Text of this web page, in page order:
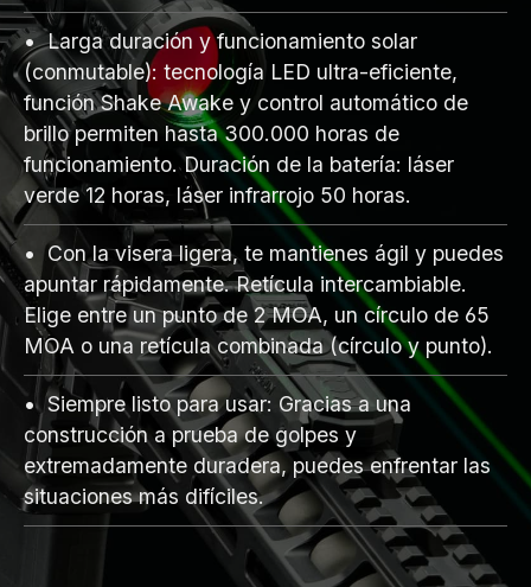
Larga duración y funcionamiento solar
(conmutable): tecnología LED ultra-eficiente,
función Shake Awake y control automático de
brillo permiten hasta 300.000 horas de
funcionamiento. Duración de la batería: láser
verde 12 horas, láser infrarrojo 50 horas.
Con la visera ligera, te mantienes ágil y puedes
apuntar rápidamente. Retícula intercambiable.
Elige entre un punto de 2 MOA, un círculo de 65
MOA o una retícula combinada (círculo y punto).
Siempre listo para usar: Gracias a una
construcción a prueba de golpes y
extremadamente duradera, puedes enfrentar las
situaciones más difíciles.